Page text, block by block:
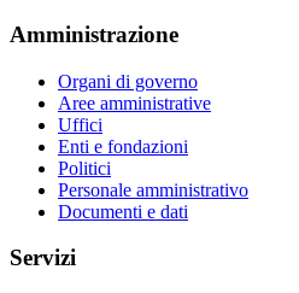
Amministrazione
Organi di governo
Aree amministrative
Uffici
Enti e fondazioni
Politici
Personale amministrativo
Documenti e dati
Servizi